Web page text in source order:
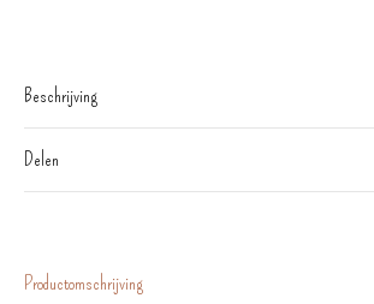
Beschrijving
Delen
Productomschrijving